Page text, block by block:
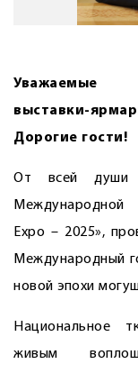
Уважаемые
выставки-
Дорогие гости!
От всей души
Международной
Expo – 2025»,
Международный
новой эпохи
Национальное
живым